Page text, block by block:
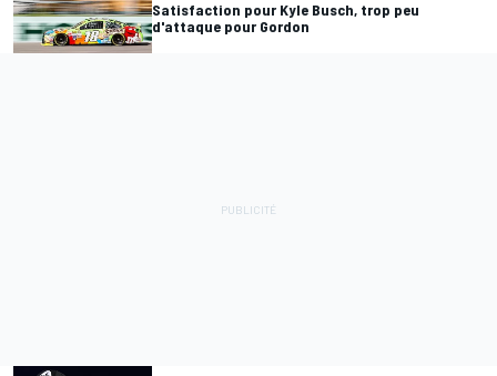
Satisfaction pour Kyle Busch, trop peu
d'attaque pour Gordon